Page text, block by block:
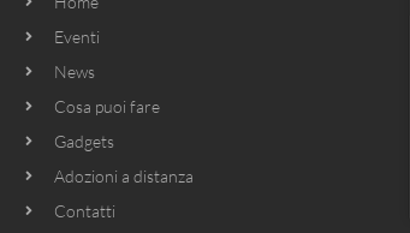
Eventi
News
Cosa puoi fare
Gadgets
Adozioni a distanza
Contatti